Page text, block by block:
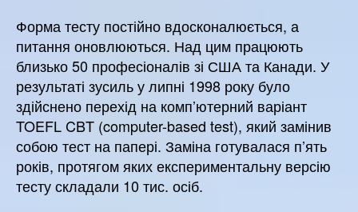
Форма тесту постійно вдосконалюється, а
питання оновлюються. Над цим працюють
близько 50 професіоналів зі США та Канади. У
результаті зусиль у липні 1998 року було
здійснено перехід на комп’ютерний варіант
TOEFL CBT (computer-based test), який замінив
собою тест на папері. Заміна готувалася п’ять
років, протягом яких експериментальну версію
тесту складали 10 тис. осіб.